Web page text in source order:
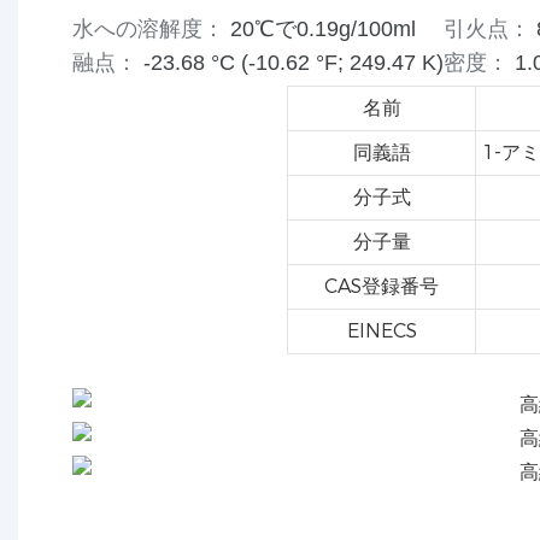
水への溶解度： 20℃で0.19g/100ml 引火点：
融点：
-23.68 °C (-10.62 °F; 249.47 K)密度：
名前
同義語
1-ア
分子式
分子量
CAS登録番号
EINECS